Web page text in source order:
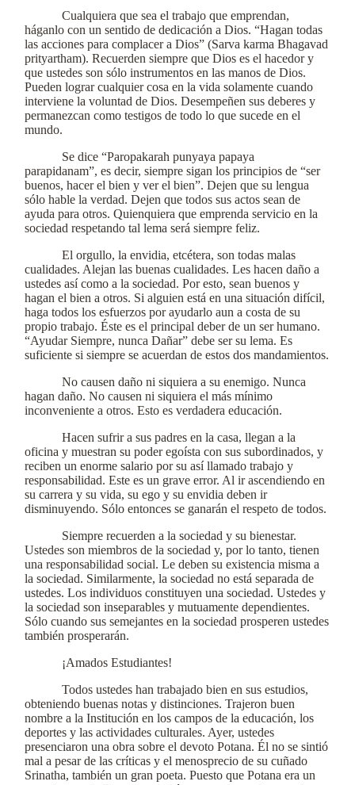
Cualquiera que sea el trabajo que emprendan,
háganlo con un sentido de dedicación a Dios. “Hagan todas
las acciones para complacer a Dios” (Sarva karma Bhagavad
prityartham). Recuerden siempre que Dios es el hacedor y
que ustedes son sólo instrumentos en las manos de Dios.
Pueden lograr cualquier cosa en la vida solamente cuando
interviene la voluntad de Dios. Desempeñen sus deberes y
permanezcan como testigos de todo lo que sucede en el
mundo.
Se dice “Paropakarah punyaya papaya
parapidanam”, es decir, siempre sigan los principios de “ser
buenos, hacer el bien y ver el bien”. Dejen que su lengua
sólo hable la verdad. Dejen que todos sus actos sean de
ayuda para otros. Quienquiera que emprenda servicio en la
sociedad respetando tal lema será siempre feliz.
El orgullo, la envidia, etcétera, son todas malas
cualidades. Alejan las buenas cualidades. Les hacen daño a
ustedes así como a la sociedad. Por esto, sean buenos y
hagan el bien a otros. Si alguien está en una situación difícil,
haga todos los esfuerzos por ayudarlo aun a costa de su
propio trabajo. Éste es el principal deber de un ser humano.
“Ayudar Siempre, nunca Dañar” debe ser su lema. Es
suficiente si siempre se acuerdan de estos dos mandamientos.
No causen daño ni siquiera a su enemigo. Nunca
hagan daño. No causen ni siquiera el más mínimo
inconveniente a otros. Esto es verdadera educación.
Hacen sufrir a sus padres en la casa, llegan a la
oficina y muestran su poder egoísta con sus subordinados, y
reciben un enorme salario por su así llamado trabajo y
responsabilidad. Este es un grave error. Al ir ascendiendo en
su carrera y su vida, su ego y su envidia deben ir
disminuyendo. Sólo entonces se ganarán el respeto de todos.
Siempre recuerden a la sociedad y su bienestar.
Ustedes son miembros de la sociedad y, por lo tanto, tienen
una responsabilidad social. Le deben su existencia misma a
la sociedad. Similarmente, la sociedad no está separada de
ustedes. Los individuos constituyen una sociedad. Ustedes y
la sociedad son inseparables y mutuamente dependientes.
Sólo cuando sus semejantes en la sociedad prosperen ustedes
también prosperarán.
¡Amados Estudiantes!
Todos ustedes han trabajado bien en sus estudios,
obteniendo buenas notas y distinciones. Trajeron buen
nombre a la Institución en los campos de la educación, los
deportes y las actividades culturales. Ayer, ustedes
presenciaron una obra sobre el devoto Potana. Él no se sintió
mal a pesar de las críticas y el menosprecio de su cuñado
Srinatha, también un gran poeta. Puesto que Potana era un